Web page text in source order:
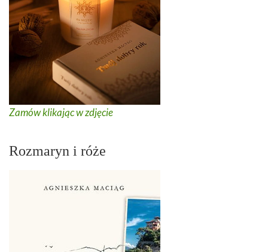
Zamów klikając w zdjęcie
Rozmaryn i róże